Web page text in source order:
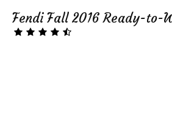
Fendi Fall 2016 Ready-to-